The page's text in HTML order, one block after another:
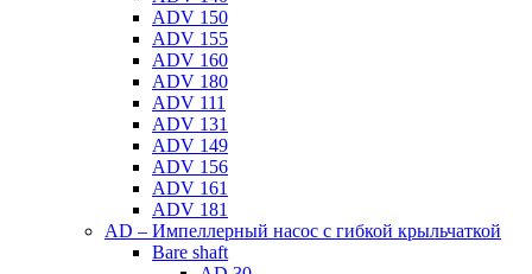
ADV 150
ADV 155
ADV 160
ADV 180
ADV 111
ADV 131
ADV 149
ADV 156
ADV 161
ADV 181
AD – Импеллерный насос с гибкой крыльчаткой
Bare shaft